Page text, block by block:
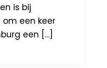
is bij
een keer
een […]